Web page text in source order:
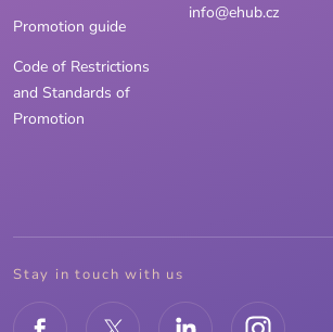
Promotion guide
Code of Restrictions
and Standards of
Promotion
info@ehub.cz
Stay in touch with us